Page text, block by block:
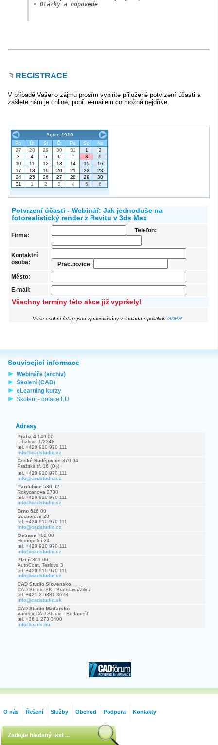
• Otázky a odpovede
REGISTRACE
V případě Vašeho zájmu prosím vyplňte přiložené potvrzení účasti a
zašlete nám je online, popř. e-mailem co možná nejdříve.
Potvrzení účasti - Webinář: Jak jednoduše na
fotorealistický render z Revitu v 3ds Max
Firma:
Telefon:
Kontaktní
osoba:
Prac.pozice:
Město:
E-mail:
Všechny termíny této akce již vypršely!
Vaše osobní údaje jsou zpracovávány v souladu s politikou GDPR
Související informace
Webináře (archiv)
Školení (CAD)
eLearning kurzy
Školení - dotace EU
Adresy
Praha 4 149 00
Líbalova 1/2348
tel. +420 910 970 111
info@cadstudio.cz
České Budějovice 370 04
Pražská tř. 16 (O2)
tel. +420 910 970 111
info@cadstudio.cz
Pardubice 530 02
Rokycanova 2730
tel. +420 910 970 111
info@cadstudio.cz
Brno 616 00
Sochorova 23
tel. +420 910 970 111
info@cadstudio.cz
Ostrava 702 00
Hornopolní 34
tel. +420 910 970 111
info@cadstudio.cz
Plzeň 301 00
AutoCont, Teslova 3
tel. +420 910 970 111
info@cadstudio.cz
CAD Studio Slovensko
CAD Studio SK - Bratislava/Žilina
tel. +421 2 6381 3628
info@cadstudio.sk
CAD Studio Maďarsko
Varinex-CAD Studio - Budapešť
tel. +36 1 273 3400
info@cads.hu
O nás Řešení Služby Obchod Podpora Kontakty